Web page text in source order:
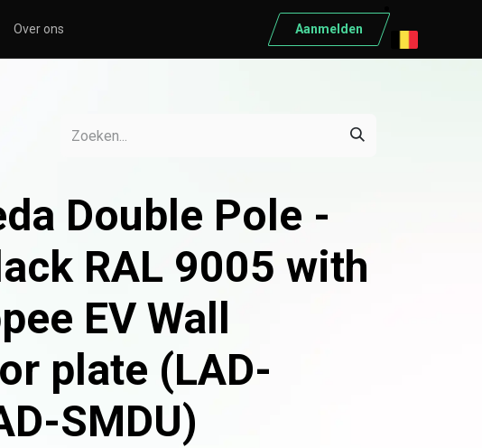
Kabels
Kasten
Conduct
NOWW Ratio Schneider
Bekijk alle producten
Over ons Aanmelden
Double Pole -
RAL 9005 with
EV Wall
plate (LAD-
SMDU)